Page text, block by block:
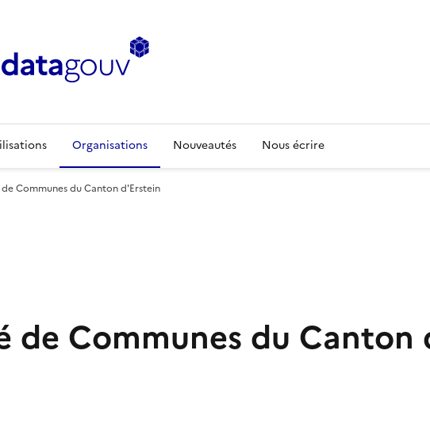
Organisations Nouveautés Nous écrire
Communes du Canton d'Erstein
de Communes du Canton